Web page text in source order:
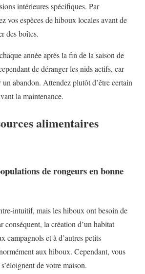
intérieures spécifiques. Par
vos espèces de hiboux locales avant de
des boîtes.
année après la fin de la saison de
de déranger les nids actifs, car
abandon. Attendez plutôt d’être certain
la maintenance.
alimentaires
de rongeurs en bonne
intuitif, mais les hiboux ont besoin de
conséquent, la création d’un habitat
campagnols et à d’autres petits
aux hiboux. Cependant, vous
de votre maison.